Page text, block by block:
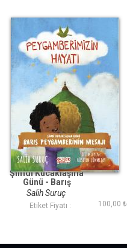
Şimdi Kucaklaşma
Günü - Barış
Peygamberinin
Mesajı -
Peygamberimizin
Salih Suruç
Etiket Fiyatı : 100,00 ₺